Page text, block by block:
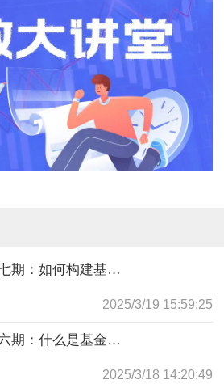
《基金入市指南》第七期：如何构建基金投资组合
2025/3/19 15:59:25
《基金入市指南》第六期：什么是基金评级？
2025/3/18 14:20:49